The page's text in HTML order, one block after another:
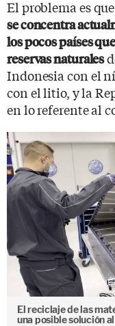
El problema es
se concentra
los pocos países
reservas naturales
Indonesia con el
con el litio, y la
en lo referente al
El reciclaje de las
una posible solución